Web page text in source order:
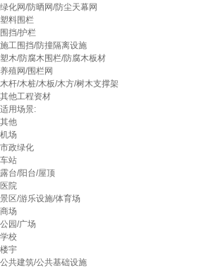
绿化网/防晒网/防尘天幕网
塑料围栏
围挡/护栏
施工围挡/防撞隔离设施
塑木/防腐木围栏/防腐木板材
养殖网/围栏网
木杆/木桩/木板/木方/树木支撑架
其他工程资材
适用场景:
其他
机场
市政绿化
车站
露台/阳台/屋顶
医院
景区/游乐设施/体育场
商场
公园/广场
学校
楼宇
公共建筑/公共基础设施